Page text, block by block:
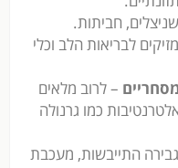
חביתות.
לבריאות הלב וכלי
– לרוב מלאים
כמו גרנולה
התייבשות, מעכבת